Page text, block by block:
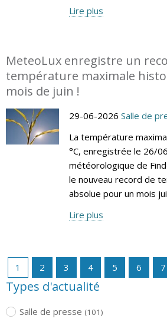
Lire plus
MeteoLux enregistre un
température maximale
mois de juin !
29-06-2026 Salle de
La température
°C, enregistrée le 26/
météorologique de
le nouveau record de
absolue pour un mois
Lire plus
1 2 3 4 5 6 7
Types d'actualité
Salle de presse (101)